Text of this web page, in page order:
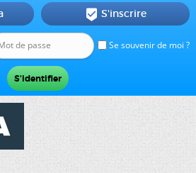
Se souvenir de moi ?
 S'inscrire